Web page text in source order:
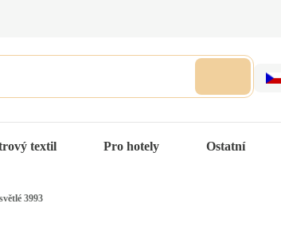
textil Pro hotely Ostatní
3993